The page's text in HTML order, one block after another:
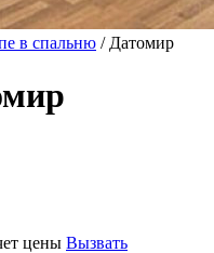
в спальню / Датомир
цены Вызвать